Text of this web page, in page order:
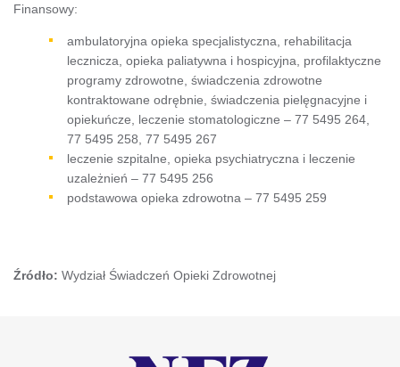
Finansowy:
ambulatoryjna opieka specjalistyczna, rehabilitacja
lecznicza, opieka paliatywna i hospicyjna, profilaktyczne
programy zdrowotne, świadczenia zdrowotne
kontraktowane odrębnie, świadczenia pielęgnacyjne i
opiekuńcze, leczenie stomatologiczne – 77 5495 264,
77 5495 258, 77 5495 267
leczenie szpitalne, opieka psychiatryczna i leczenie
uzależnień – 77 5495 256
podstawowa opieka zdrowotna – 77 5495 259
Źródło: Wydział Świadczeń Opieki Zdrowotnej